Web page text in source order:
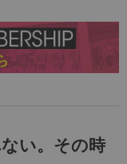
い。その時